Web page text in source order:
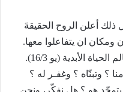
أعلن الروح الحقيقةَ
ان يتفاعلوا معها.
لأن الله جاء بابنه الوحيد لينال به العالم الحياة الأبدية (يو 16/3).
؟ وتبنّاه ؟ وغفـر له ؟